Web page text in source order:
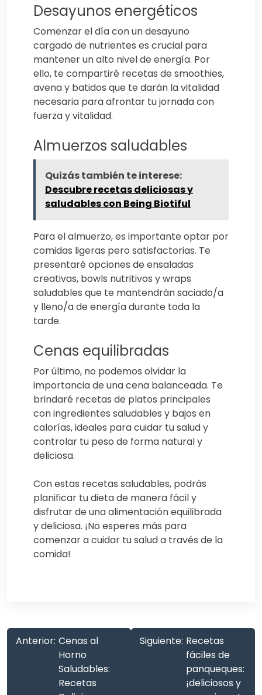
Desayunos energéticos
Comenzar el día con un desayuno
cargado de nutrientes es crucial para
mantener un alto nivel de energía. Por
ello, te compartiré recetas de smoothies,
avena y batidos que te darán la vitalidad
necesaria para afrontar tu jornada con
fuerza y vitalidad.
Almuerzos saludables
Quizás también te interese:
Descubre recetas deliciosas y
saludables con Being Biotiful
Para el almuerzo, es importante optar por
comidas ligeras pero satisfactorias. Te
presentaré opciones de ensaladas
creativas, bowls nutritivos y wraps
saludables que te mantendrán saciado/a
y lleno/a de energía durante toda la
tarde.
Cenas equilibradas
Por último, no podemos olvidar la
importancia de una cena balanceada. Te
brindaré recetas de platos principales
con ingredientes saludables y bajos en
calorías, ideales para cuidar tu salud y
controlar tu peso de forma natural y
deliciosa.
Con estas recetas saludables, podrás
planificar tu dieta de manera fácil y
disfrutar de una alimentación equilibrada
y deliciosa. ¡No esperes más para
comenzar a cuidar tu salud a través de la
comida!
Anterior: Cenas al
Horno
Saludables:
Recetas
Siguiente: Recetas
fáciles de
panqueques:
¡deliciosos y